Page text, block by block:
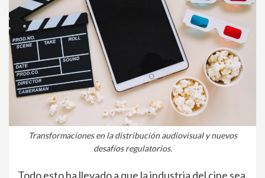
Transformaciones en la distribución audiovisual y nuevos
desafíos regulatorios.
Todo esto ha llevado a que la industria del cine sea